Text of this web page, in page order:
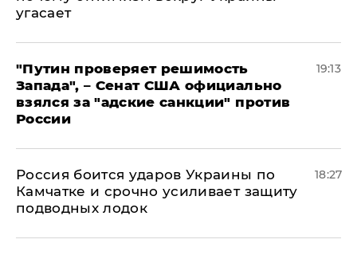
угасает
"Путин проверяет решимость
Запада", – Сенат США официально
взялся за "адские санкции" против
России
19:13
Россия боится ударов Украины по
Камчатке и срочно усиливает защиту
подводных лодок
18:27